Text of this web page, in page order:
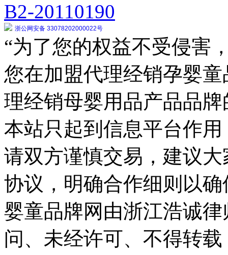
B2-20110190
浙公网安备 33078202000022号
“为了您的权益不受侵害
您在加盟代理经销孕婴
理经销母婴用品产品品
本站只起到信息平台作
请双方谨慎交易，建议
协议，明确合作细则以
婴童品牌网由浙江浩诚
问、未经许可、不得转载